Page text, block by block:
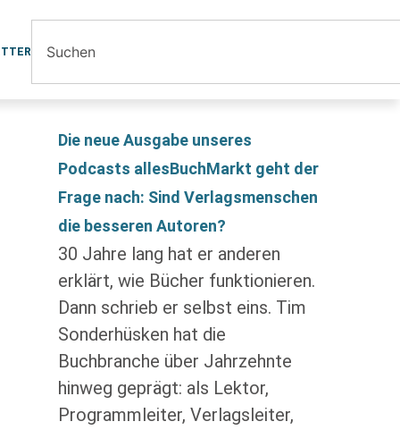
Die neue Ausgabe unseres
Podcasts allesBuchMarkt geht der
Frage nach: Sind Verlagsmenschen
die besseren Autoren?
30 Jahre lang hat er anderen
erklärt, wie Bücher funktionieren.
Dann schrieb er selbst eins. Tim
Sonderhüsken hat die
Buchbranche über Jahrzehnte
hinweg geprägt: als Lektor,
Programmleiter, Verlagsleiter,